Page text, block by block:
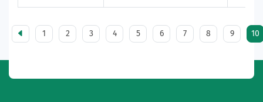
1 2 3 4 5 6 7 8 9 10